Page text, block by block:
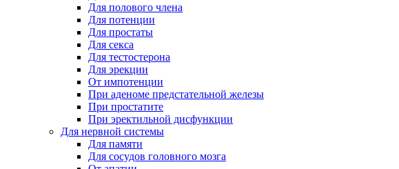
Для полового члена
Для потенции
Для простаты
Для секса
Для тестостерона
Для эрекции
От импотенции
При аденоме предстательной железы
При простатите
При эректильной дисфункции
Для нервной системы
Для памяти
Для сосудов головного мозга